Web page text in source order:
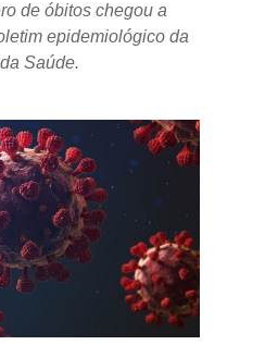
de óbitos chegou a
epidemiológico da
Saúde.